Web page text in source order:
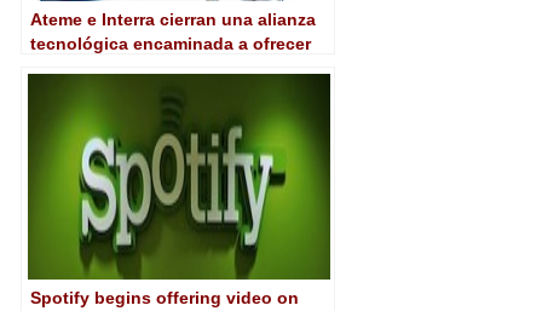
Ateme e Interra cierran una alianza
tecnológica encaminada a ofrecer
Spotify begins offering video on